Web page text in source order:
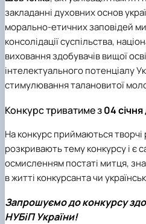
Гурток
Прес-студія "Ідеал"
Інструментальний
Мистецька студія
Тріо "ТоНіка"
закладанні духовних основ
морально-етичних заповідей
консолідації суспільства,
виховання здобувачів вищої
інтелектуального потенціалу
стимулювання талановитої
Конкурс триватиме з04 січня
На конкурс приймаються
розкривають тему конкурсу і є
осмисленням постаті митця,
в житті конкурсанта чи
Запрошуємо до конкурсу
НУБіП України!